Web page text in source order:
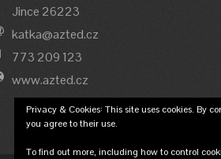
Jince 26223
katka@azted.cz
773 209 123
www.azted.cz
Privacy & Cookies: This site uses cookies. By
you agree to their use.
To find out more, including how to control